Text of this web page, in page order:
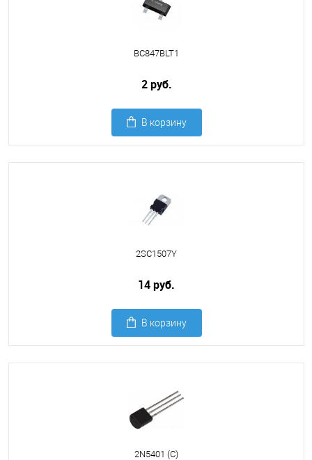
BC847BLT1
2 руб.
В корзину
2SC1507Y
14 руб.
В корзину
2N5401 (C)